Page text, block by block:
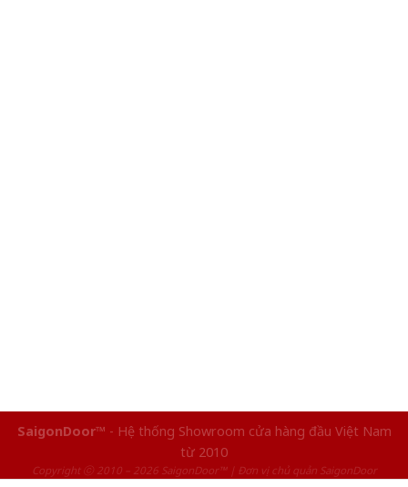
SaigonDoor™ - Hệ thống Showroom cửa hàng đầu Việt Nam
từ 2010
Copyright ⓒ 2010 – 2026 SaigonDoor™ | Đơn vị chủ quản SaigonDoor